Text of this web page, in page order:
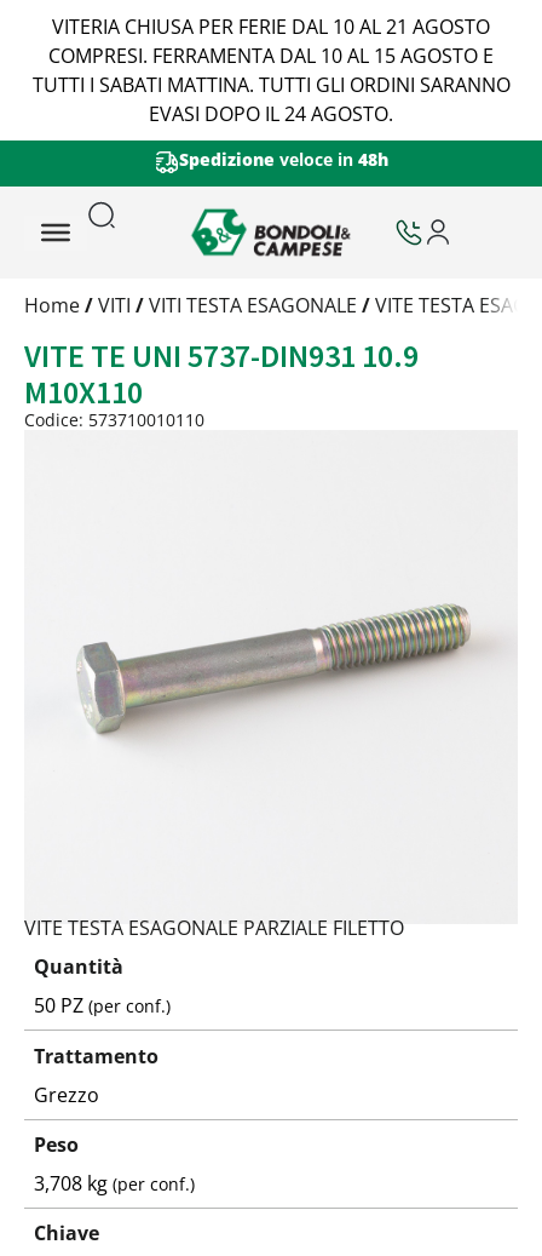
VITERIA CHIUSA PER FERIE DAL 10 AL 21 AGOSTO
COMPRESI. FERRAMENTA DAL 10 AL 15 AGOSTO E
TUTTI I SABATI MATTINA. TUTTI GLI ORDINI SARANNO
EVASI DOPO IL 24 AGOSTO.
Spedizione veloce in 48h
Trattamento
Peso
Quantità
Trattamento:grezzo
Home/VITI /VITI TESTA ESAGONALE /VITE TESTA
VITE TE UNI 5737-DIN931 10.9
M10X110
Codice: 573710010110
VITE TESTA ESAGONALE PARZIALE FILETTO
Quantità
50 PZ(per conf.)
Trattamento
Grezzo
Peso
3,708 kg(per conf.)
Chiave